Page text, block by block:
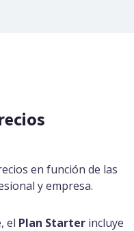
en función de las
y empresa.
el Plan Starterincluye